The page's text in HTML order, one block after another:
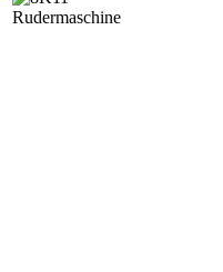
Rudermaschine